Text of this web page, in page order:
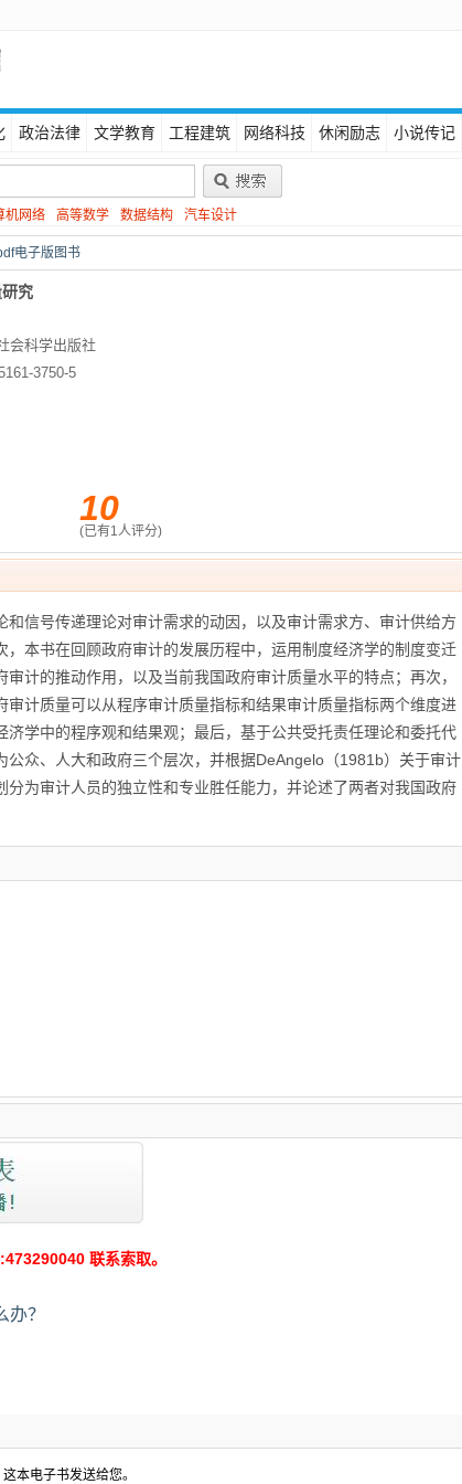
政治法律 文学教育 工程建筑 网络科技 休闲励志 小说传记
机网络 高等数学 数据结构
汽车设计
电子版图书
究
会科学出版社
3750-5
10
(已有1人评分)
信号传递理论对审计需求的动因，以及审计需求方、审计供给方
本书在回顾政府审计的发展历程中，运用制度经济学的制度变迁
计的推动作用，以及当前我国政府审计质量水平的特点；再次，
计质量可以从程序审计质量指标和结果审计质量指标两个维度进
学中的程序观和结果观；最后，基于公共受托责任理论和委托代
众、人大和政府三个层次，并根据DeAngelo（1981b）关于审计
为审计人员的独立性和专业胜任能力，并论述了两者对我国政府
联系索取。
？
这本电子书发送给您。